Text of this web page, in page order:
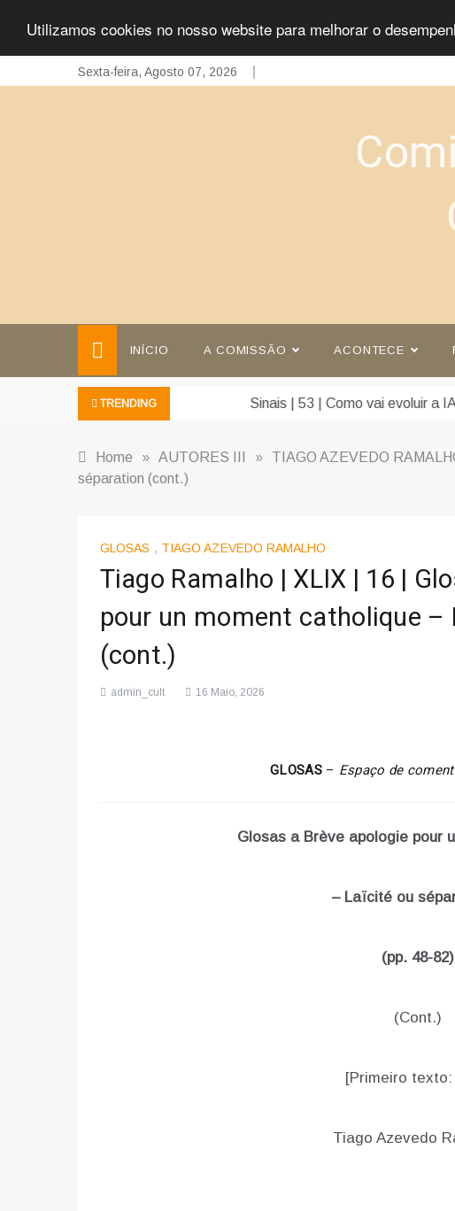
Utilizamos cookies no nosso website para melhorar o
to
Sexta-feira, Agosto 07, 2026
INÍCIO A COMISSÃO ACONTECE
TRENDING Sinais | 53 | Como vai evoluir a IA?
Home » AUTORES III » TIAGO AZEVEDO
séparation (cont.)
GLOSAS , TIAGO AZEVEDO RAMALHO
Tiago Ramalho | XLIX | 16 |
pour un moment catholique
(cont.)
admin_cult 16 Maio, 2026
GLOSAS– Espaço de
Glosas a Brève apologie pour
– Laïcité ou
(pp. 48-82)
(Cont.)
[Primeiro texto:
Tiago Azevedo